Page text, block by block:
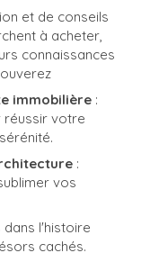
et de conseils
à acheter,
connaissances
immobilière :
réussir votre
:
vos
dans l'histoire
cachés.